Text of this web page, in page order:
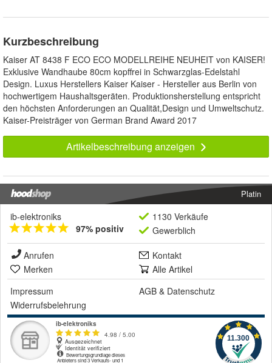
Kurzbeschreibung
Kaiser AT 8438 F ECO ECO MODELLREIHE NEUHEIT von KAISER!
Exklusive Wandhaube 80cm kopffrei in Schwarzglas-Edelstahl
Design. Luxus Herstellers Kaiser Kaiser - Hersteller aus Berlin von
hochwertigem Haushaltsgeräten. Produktionsherstellung entspricht
den höchsten Anforderungen an Qualität,Design und Umweltschutz.
Kaiser-Preisträger von German Brand Award 2017
Artikelbeschreibung anzeigen
Platin
ib-elektroniks
97% positiv
1130 Verkäufe
Gewerblich
Anrufen
Kontakt
Merken
Alle Artikel
Impressum
AGB & Datenschutz
Widerrufsbelehrung